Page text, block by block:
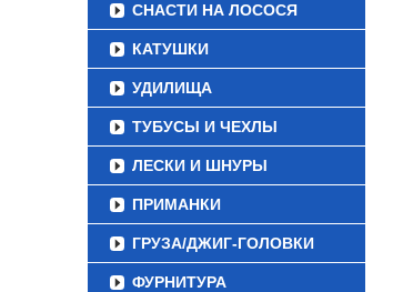
СНАСТИ НА ЛОСОСЯ
КАТУШКИ
УДИЛИЩА
ТУБУСЫ И ЧЕХЛЫ
ЛЕСКИ И ШНУРЫ
ПРИМАНКИ
ГРУЗА/ДЖИГ-ГОЛОВКИ
ФУРНИТУРА